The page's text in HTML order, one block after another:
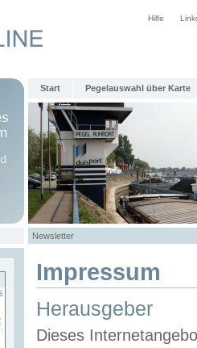
Hilfe
Start Pegelauswahl über Karte
Newsletter
Impressum
Herausgeber
Dieses